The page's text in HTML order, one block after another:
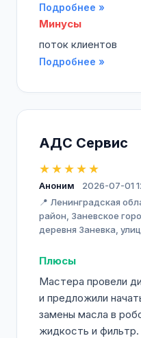
Подробнее »
Минусы
поток клиентов
Подробнее »
АДС Сервис
★★★★★
Аноним
2026-07-01
📍 Ленинградская
район, Заневское
деревня Заневка,
Плюсы
Мастера провели
и предложили
замены масла в
жидкость и